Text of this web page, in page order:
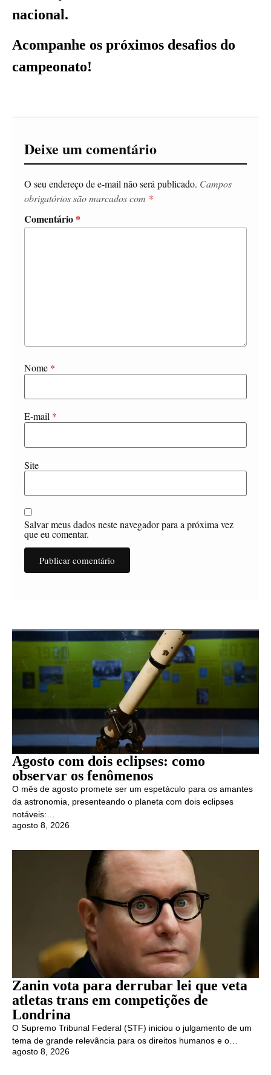
nacional.
Acompanhe os próximos desafios do
campeonato!
Deixe um comentário
O seu endereço de e-mail não será publicado. Campos
obrigatórios são marcados com *
Comentário *
Nome *
E-mail *
Site
Salvar meus dados neste navegador para a próxima vez
que eu comentar.
Agosto com dois eclipses: como
observar os fenômenos
O mês de agosto promete ser um espetáculo para os amantes
da astronomia, presenteando o planeta com dois eclipses
notáveis:…
agosto 8, 2026
Zanin vota para derrubar lei que veta
atletas trans em competições de
Londrina
O Supremo Tribunal Federal (STF) iniciou o julgamento de um
tema de grande relevância para os direitos humanos e o…
agosto 8, 2026